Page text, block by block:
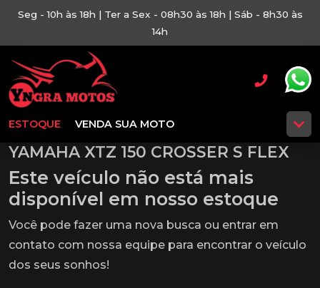
Seg - 10h às 18h | Ter a Sex - 08h30 às 18h | Sáb - 8h30 às
14h
ESTOQUE VENDA SUA MOTO
YAMAHA XTZ 150 CROSSER S FLEX
Este veículo não está mais
disponível em nosso estoque
Você pode fazer uma nova busca ou entrar em
contato com nossa equipe para encontrar o veículo
dos seus sonhos!